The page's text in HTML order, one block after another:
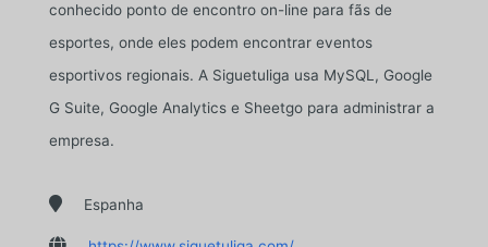
conhecido ponto de encontro on-line para fãs de
esportes, onde eles podem encontrar eventos
esportivos regionais. A Siguetuliga usa MySQL, Google
G Suite, Google Analytics e Sheetgo para administrar a
empresa.
 Espanha